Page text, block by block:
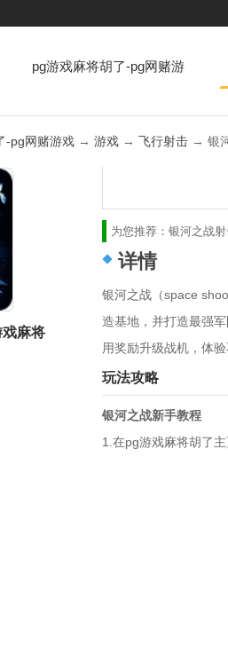
pg游戏麻将胡了-pg网赌游
-pg网赌游戏 → 游戏 → 飞行射击 → 银
麻将
为您推荐： 银河之战
详情
银河之战（space
造基地，并打造最强
用奖励升级战机，体
玩法攻略
银河之战新手教程
1.在pg游戏麻将胡了